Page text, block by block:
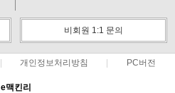
비회원 1:1 문의
개인정보처리방침 PC버전
e맥킨리